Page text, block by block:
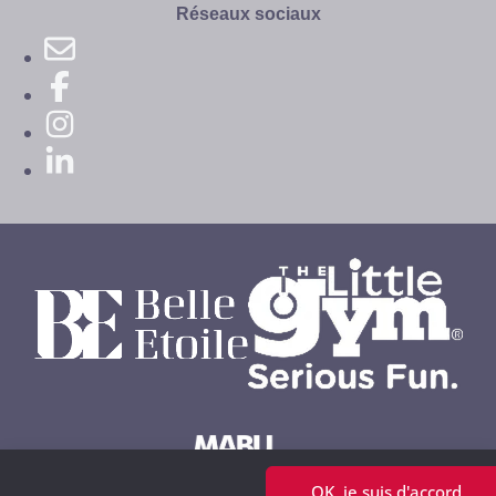
OK, je suis d'accord
Réseaux sociaux